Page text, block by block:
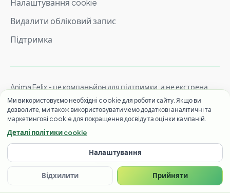
Налаштування cookie
Видалити обліковий запис
Підтримка
Anima Felix - це компаньйон для підтримки, а не екстрена
допомога. Якщо вам загрожує небезпека, зателефонуйте до
місцевої служби екстреної допомоги. В Україні цілодобово
та безкоштовно працює лінія підтримки Lifeline Ukraine:
зателефонуйте на 7333
місцеві гарячі лінії.
© 2026 Anima Felix. Усі права захищено.
Створено для тих, хто перебирає думки знову і знову.
Ми використовуємо необхідні cookie для роботи сайту. Якщо ви
дозволите, ми також використовуватимемо додаткові аналітичні та
маркетингові cookie для покращення досвіду та оцінки кампаній.
Деталі політики cookie
Налаштування
Відхилити Прийняти